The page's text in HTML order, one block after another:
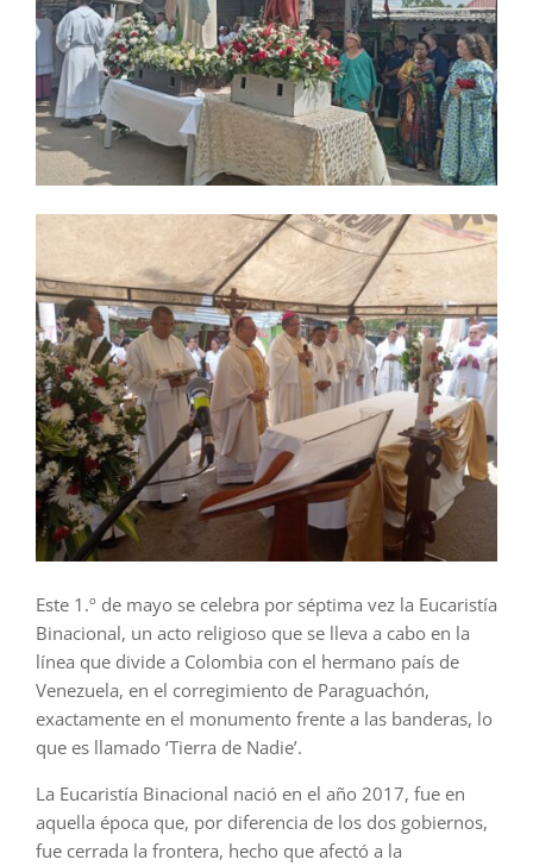
Este 1.º de mayo se celebra por séptima vez la Eucaristía
Binacional, un acto religioso que se lleva a cabo en la
línea que divide a Colombia con el hermano país de
Venezuela, en el corregimiento de Paraguachón,
exactamente en el monumento frente a las banderas, lo
que es llamado ‘Tierra de Nadie’.
La Eucaristía Binacional nació en el año 2017, fue en
aquella época que, por diferencia de los dos gobiernos,
fue cerrada la frontera, hecho que afectó a la